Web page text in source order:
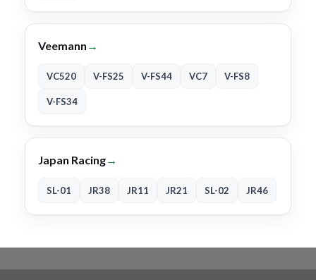
Veemann →
VC520 V-FS25 V-FS44 VC7 V-FS8
V-FS34
Japan Racing→
SL-01 JR38 JR11 JR21 SL-02 JR46